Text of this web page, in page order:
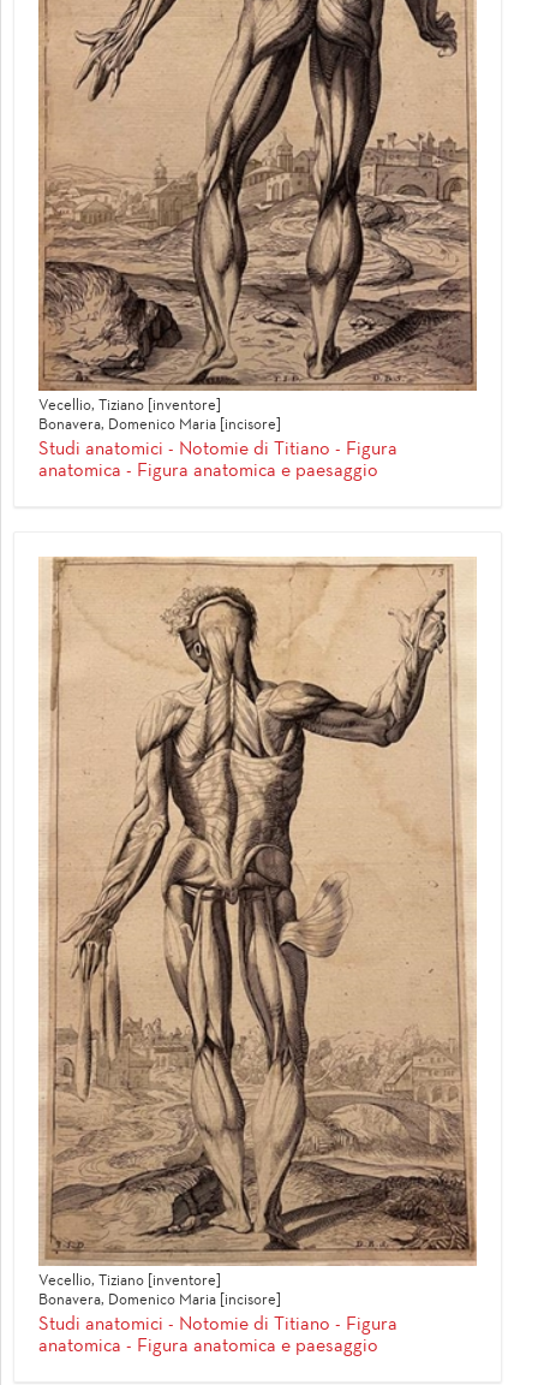
Vecellio, Tiziano [inventore]
Bonavera, Domenico Maria [incisore]
Studi anatomici - Notomie di Titiano - Figura
anatomica - Figura anatomica e paesaggio
Vecellio, Tiziano [inventore]
Bonavera, Domenico Maria [incisore]
Studi anatomici - Notomie di Titiano - Figura
anatomica - Figura anatomica e paesaggio